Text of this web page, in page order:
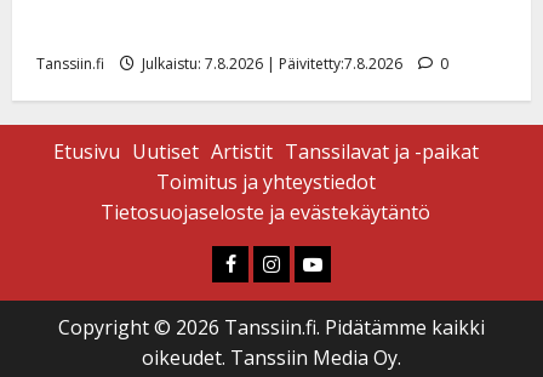
Tanssiin.fi Julkaistu: 7.8.2026 | Päivitetty:7.8.2026 0
Etusivu Uutiset Artistit Tanssilavat ja -paikat
Toimitus ja yhteystiedot
Tietosuojaseloste ja evästekäytäntö
Faceboook
Instagram
Youtube
Copyright © 2026 Tanssiin.fi. Pidätämme kaikki
oikeudet. Tanssiin Media Oy.